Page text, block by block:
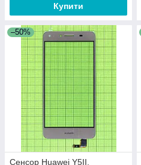
Купити
–50%
Сенсор Huawei Y5II,